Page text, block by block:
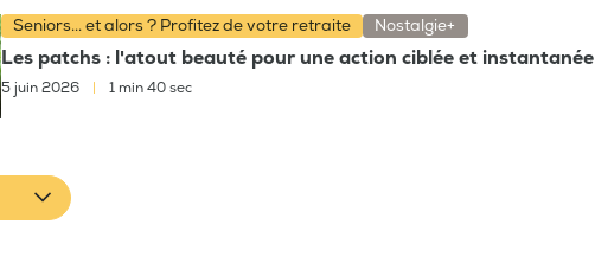
Seniors... et alors ? Profitez de votre retraite Nostalgie+
Les patchs : l'atout beauté pour une action ciblée et instantanée
5 juin 2026 1 min 40 sec